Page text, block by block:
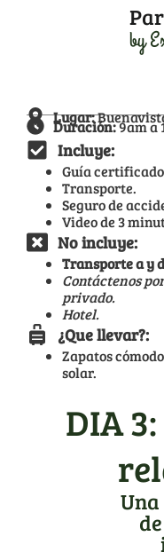
by
Lugar:
Duración:9am a
Incluye:
Guía
Transporte.
Seguro de
Video de 3
No incluye:
Transporte a y
Contáctenos
privado.
Hotel.
¿Que llevar?:
Zapatos
solar.
DIA